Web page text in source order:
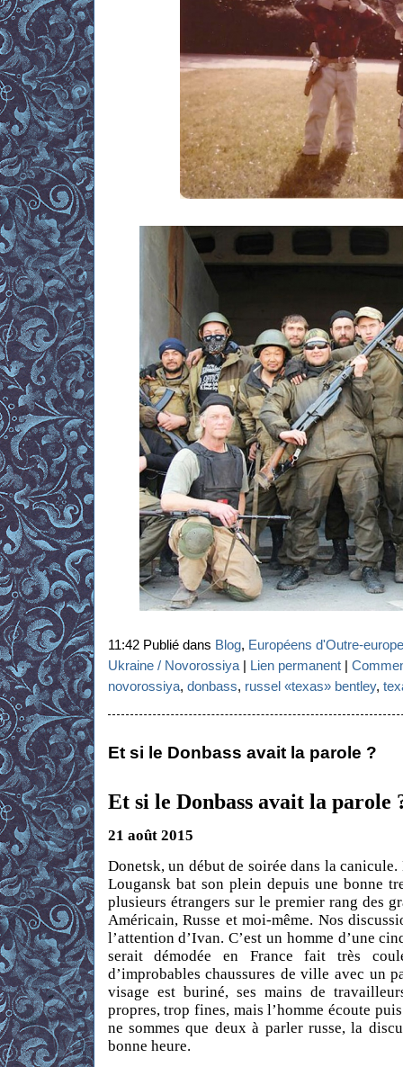
11:42 Publié dans Blog, Européens d'Outre-europe
Ukraine / Novorossiya| Lien permanent|
novorossiya, donbass, russel «texas» bentley,
Et si le Donbass avait la parole ?
Et si le Donbass avait la parole
21 août 2015
Donetsk, un début de soirée dans la
Lougansk bat son plein depuis une bonne
plusieurs étrangers sur le premier rang des
Américain, Russe et moi-même. Nos
l’attention d’Ivan. C’est un homme d’une
serait démodée en France fait très
d’improbables chaussures de ville avec un
visage est buriné, ses mains de
propres, trop fines, mais l’homme écoute
ne sommes que deux à parler russe, la
bonne heure.